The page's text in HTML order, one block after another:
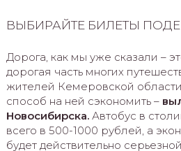
ВЫБИРАЙТЕ БИЛЕТЫ
Дорога, как мы уже сказали –
дорогая часть многих
жителей Кемеровской
способ на ней сэкономить –
Новосибирска.Автобус в
всего в 500-1000 рублей, а
будет действительно